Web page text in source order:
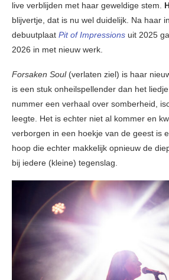
live verblijden met haar geweldige stem.
blijvertje, dat is nu wel duidelijk. Na haar
debuutplaat Pit of Impressions uit 2025
2026 in met nieuw werk.
Forsaken Soul(verlaten ziel) is haar
is een stuk onheilspellender dan het
nummer een verhaal over somberheid,
leegte. Het is echter niet al kommer en
verborgen in een hoekje van de geest is
hoop die echter makkelijk opnieuw de
bij iedere (kleine) tegenslag.